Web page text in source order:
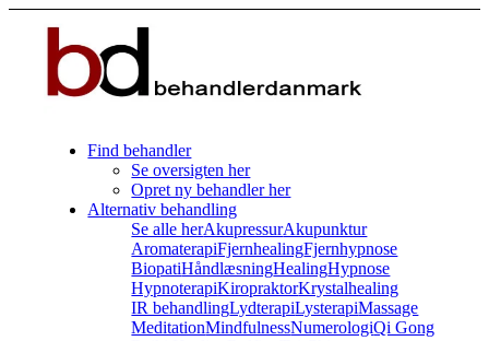
Find behandler
Se oversigten her
Opret ny behandler her
Alternativ behandling
Se alle herAkupressurAkupunktur
AromaterapiFjernhealingFjernhypnose
BiopatiHåndlæsningHealingHypnose
HypnoterapiKiropraktorKrystalhealing
IR behandlingLydterapiLysterapiMassage
MeditationMindfulnessNumerologiQi Gong